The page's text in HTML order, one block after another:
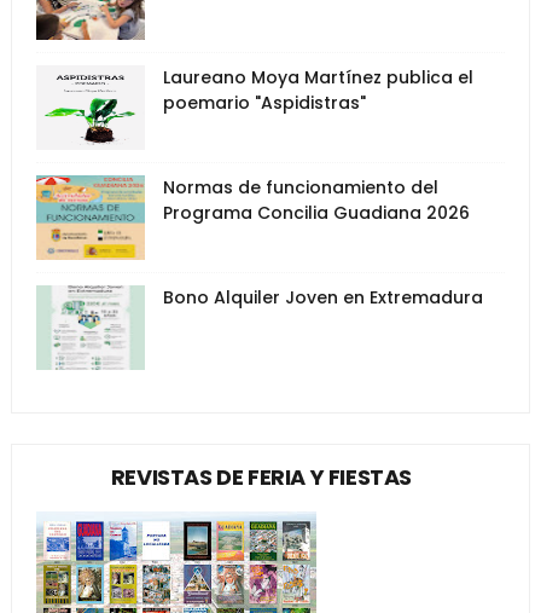
Laureano Moya Martínez publica el
poemario "Aspidistras"
Normas de funcionamiento del
Programa Concilia Guadiana 2026
Bono Alquiler Joven en Extremadura
REVISTAS DE FERIA Y FIESTAS